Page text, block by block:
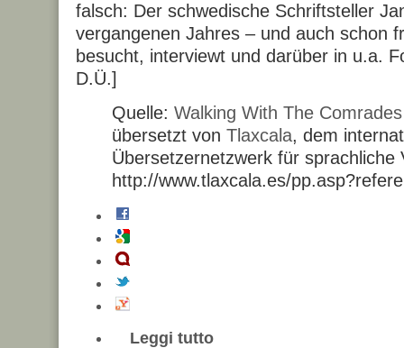
falsch: Der schwedische Schriftsteller
vergangenen Jahres – und auch schon
besucht, interviewt und darüber in u.a.
D.Ü.]
Quelle: Walking With The Comrades
übersetzt von Tlaxcala, dem
Übersetzernetzwerk für sprachliche
http://www.tlaxcala.es/
Leggi tutto